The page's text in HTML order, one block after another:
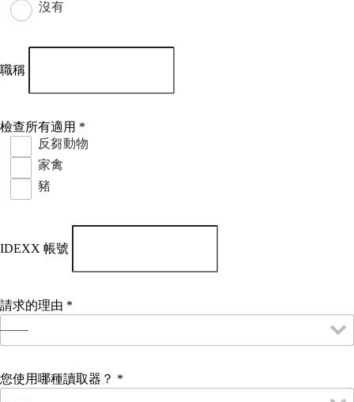
沒有
職稱
檢查所有適用 *
反芻動物
家禽
豬
IDEXX 帳號
請求的理由 *
您使用哪種讀取器？ *